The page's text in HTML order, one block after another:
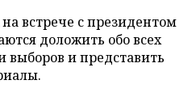
встрече с президентом
доложить обо всех
выборов и представить